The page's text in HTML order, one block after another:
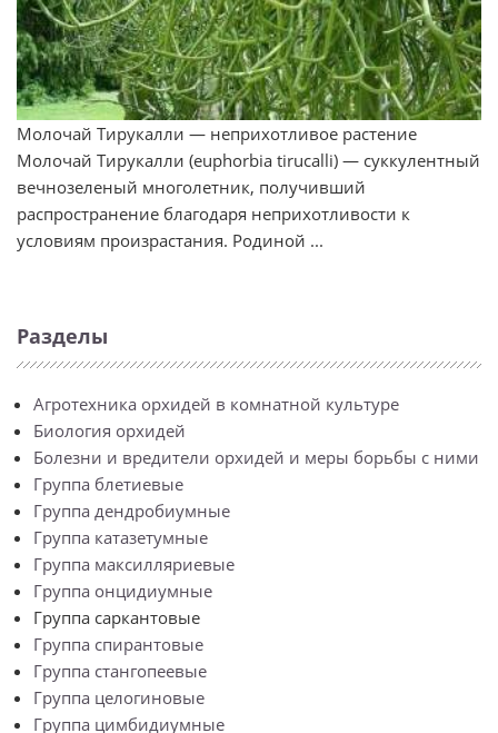
Молочай Тирукалли — неприхотливое растение
Молочай Тирукалли (euphorbia tirucalli) — суккулентный
вечнозеленый многолетник, получивший
распространение благодаря неприхотливости к
условиям произрастания. Родиной ...
Разделы
Агротехника орхидей в комнатной культуре
Биология орхидей
Болезни и вредители орхидей и меры борьбы с ними
Группа блетиевые
Группа дендробиумные
Группа катазетумные
Группа максилляриевые
Группа онцидиумные
Группа саркантовые
Группа спирантовые
Группа стангопеевые
Группа целогиновые
Группа цимбидиумные